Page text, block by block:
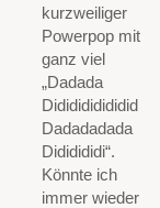
kurzweiliger
Powerpop mit
ganz viel
„Dadada
Dididididididid
Dadadadada
Dididididi“.
Könnte ich
immer wieder